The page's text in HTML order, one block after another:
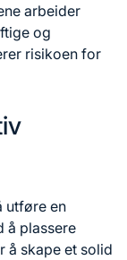
arbeider
og
risikoen for
utføre en
å plassere
å skape et solid